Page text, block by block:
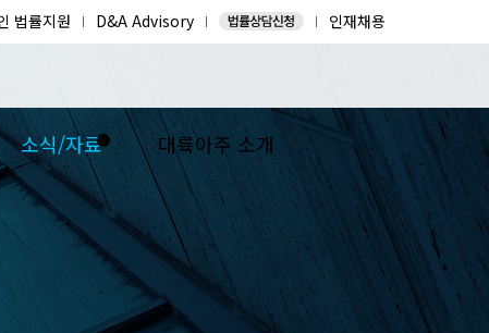
법률지원 D&A Advisory 인재채용
소식/자료 대륙아주 소개